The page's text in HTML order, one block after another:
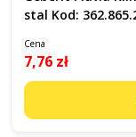
stal Kod:
Cena
7,76 zł